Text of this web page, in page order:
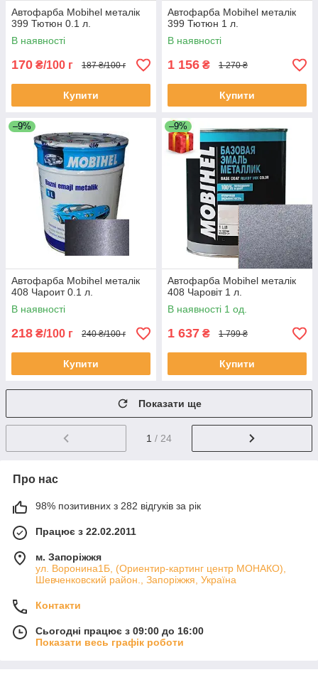
Автофарба Mobihel металік
399 Тютюн 0.1 л.
В наявності
170 ₴/100 г 187 ₴/100 г
Купити
Автофарба Mobihel металік
399 Тютюн 1 л.
В наявності
1 156 ₴ 1 270 ₴
Купити
–9%
Автофарба Mobihel металік
408 Чароит 0.1 л.
В наявності
218 ₴/100 г 240 ₴/100 г
Купити
–9%
Автофарба Mobihel металік
408 Чаровіт 1 л.
В наявності 1 од.
1 637 ₴ 1 799 ₴
Купити
Показати ще
1 / 24
Про нас
98% позитивних з 282 відгуків за рік
Працює з 22.02.2011
м. Запоріжжя
ул. Воронина1Б, (Ориентир-картинг центр МОНАКО),
Шевченковский район., Запоріжжя, Україна
Контакти
Сьогодні працює з 09:00 до 16:00
Показати весь графік роботи